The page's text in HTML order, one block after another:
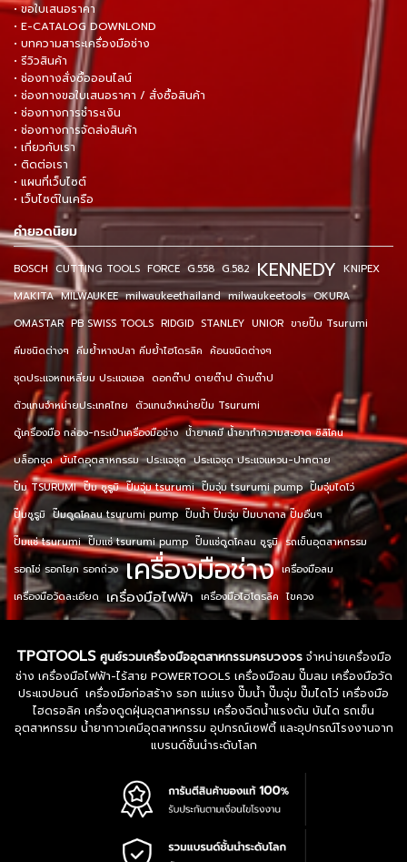
• ขอใบเสนอราคา
• E-CATALOG DOWNLOND
• บทความสาระเครื่องมือช่าง
• รีวิวสินค้า
• ช่องทางสั่งซื้อออนไลน์
• ช่องทางขอใบเสนอราคา / สั่งซื้อสินค้า
• ช่องทางการชำระเงิน
• ช่องทางการจัดส่งสินค้า
• เกี่ยวกับเรา
• ติดต่อเรา
• แผนที่เว็บไซต์
• เว็บไซต์ในเครือ
คำยอดนิยม
BOSCH CUTTING TOOLS FORCE G.558 G.582 KENNEDY KNIPEX
MAKITA MILWAUKEE milwaukeethailand milwaukeetools OKURA
OMASTAR PB SWISS TOOLS RIDGID STANLEY UNIOR ขายปั๊ม Tsurumi
คีมชนิดต่างๆ คีมย้ำหางปลา คีมย้ำไฮโดรลิค ค้อนชนิดต่างๆ
ชุดประแจหกเหลี่ยม ประแจแอล ดอกต๊าป ดายต๊าป ด้ามต๊าป
ตัวแทนจำหน่ายประเทศไทย ตัวแทนจำหน่ายปั๊ม Tsurumi
ตู้เครื่องมือ กล่อง-กระเป๋าเครื่องมือช่าง น้ำยาเคมี น้ำยาทำความสะอาด ซิลิโคน
บล็อกชุด บันไดอุตสาหกรรม ประแจชุด ประแจชุด ประแจแหวน-ปากตาย
ปั๊ม TSURUMI ปั๊ม ซูรูมิ ปั๊มจุ่ม tsurumi ปั๊มจุ่ม tsurumi pump ปั๊มจุ่มไดโว่
ปั๊มซูรูมิ ปั๊มดูดโคลน tsurumi pump ปั๊มน้ำ ปั๊มจุ่ม ปั๊มบาดาล ปั๊มอื่นๆ
ปั๊มแช่ tsurumi ปั๊มแช่ tsurumi pump ปั๊มแช่ดูดโคลน ซูรูมิ รถเข็นอุตสาหกรรม
รอกโซ่ รอกโยก รอกถ่วง เครื่องมือช่าง เครื่องมือลม
เครื่องมือวัดละเอียด เครื่องมือไฟฟ้า เครื่องมือไฮโดรลิค ไขควง
TPQTOOLS ศูนย์รวมเครื่องมืออุตสาหกรรมครบวงจรจำหน่ายเครื่องมือ
ช่าง เครื่องมือไฟฟ้า-ไร้สาย POWERTOOLS เครื่องมือลม ปั๊มลม เครื่องมือวัด
ประแจปอนด์ เครื่องมือก่อสร้าง รอก แม่แรง ปั๊มน้ำ ปั๊มจุ่ม ปั๊มไดโว่ เครื่องมือ
ไฮดรอลิค เครื่องดูดฝุ่นอุตสาหกรรม เครื่องฉีดน้ำแรงดัน บันได รถเข็น
อุตสาหกรรม น้ำยากาวเคมีอุตสาหกรรม อุปกรณ์เซฟตี้ และอุปกรณ์โรงงานจาก
แบรนด์ชั้นนำระดับโลก